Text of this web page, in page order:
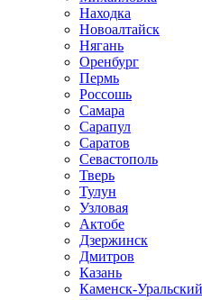
Находка
Новоалтайск
Нягань
Оренбург
Пермь
Россошь
Самара
Сарапул
Саратов
Севастополь
Тверь
Тулун
Узловая
Актобе
Дзержинск
Дмитров
Казань
Каменск-Уральский